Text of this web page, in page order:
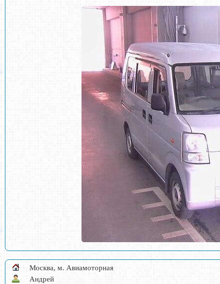
Москва, м. Авиамоторная
Андрей